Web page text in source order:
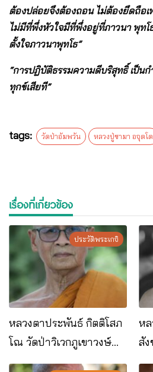
ต้องปล่อยจึงต้องถอน ไม่ต้องยึดถือเ
ไม่มีที่พึ่งหัวใจมีที่พึ่งอยู่ที่ภาวนา พุทโ
ตั้งใจภาวนาพุทโธ”
“การปฏิบัติธรรมความดีบริสุทธิ์ เป็นก
ทุกข์เสียที”
tags: วัดป่าอัมพวัน หลวงปู่ซามา อจุตโต
เรื่องที่เกี่ยวข้อง
ประวัติพระเกจิ
หลวงตาประพันธ์ กิตติโสภ
โณ วัดป่าวิเวกภูเขาวงษ์
อ.ผาขาว จ.เลย
ห
สัง